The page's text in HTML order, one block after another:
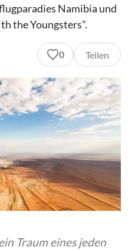
Namibia und
the Youngsters".
0 Teilen
Traum eines jeden